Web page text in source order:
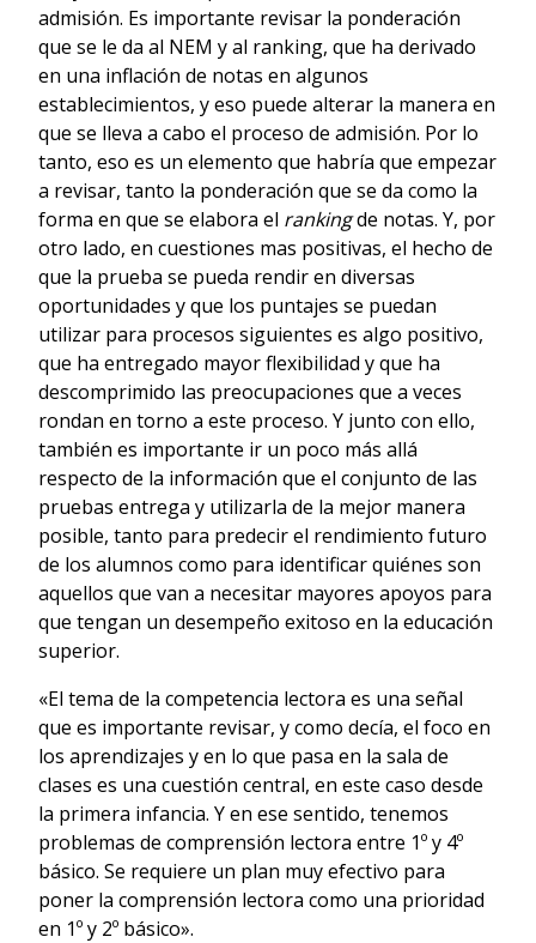
admisión. Es importante revisar la ponderación
que se le da al NEM y al ranking, que ha derivado
en una inflación de notas en algunos
establecimientos, y eso puede alterar la manera en
que se lleva a cabo el proceso de admisión. Por lo
tanto, eso es un elemento que habría que empezar
a revisar, tanto la ponderación que se da como la
forma en que se elabora el rankingde notas. Y, por
otro lado, en cuestiones mas positivas, el hecho de
que la prueba se pueda rendir en diversas
oportunidades y que los puntajes se puedan
utilizar para procesos siguientes es algo positivo,
que ha entregado mayor flexibilidad y que ha
descomprimido las preocupaciones que a veces
rondan en torno a este proceso. Y junto con ello,
también es importante ir un poco más allá
respecto de la información que el conjunto de las
pruebas entrega y utilizarla de la mejor manera
posible, tanto para predecir el rendimiento futuro
de los alumnos como para identificar quiénes son
aquellos que van a necesitar mayores apoyos para
que tengan un desempeño exitoso en la educación
superior.
«El tema de la competencia lectora es una señal
que es importante revisar, y como decía, el foco en
los aprendizajes y en lo que pasa en la sala de
clases es una cuestión central, en este caso desde
la primera infancia. Y en ese sentido, tenemos
problemas de comprensión lectora entre 1º y 4º
básico. Se requiere un plan muy efectivo para
poner la comprensión lectora como una prioridad
en 1º y 2º básico».